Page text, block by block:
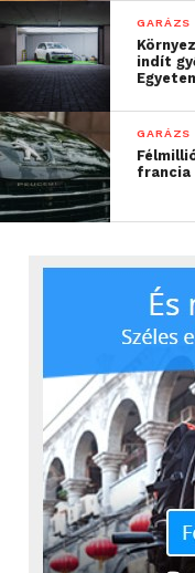
GARÁZS
indít
GARÁZS
francia